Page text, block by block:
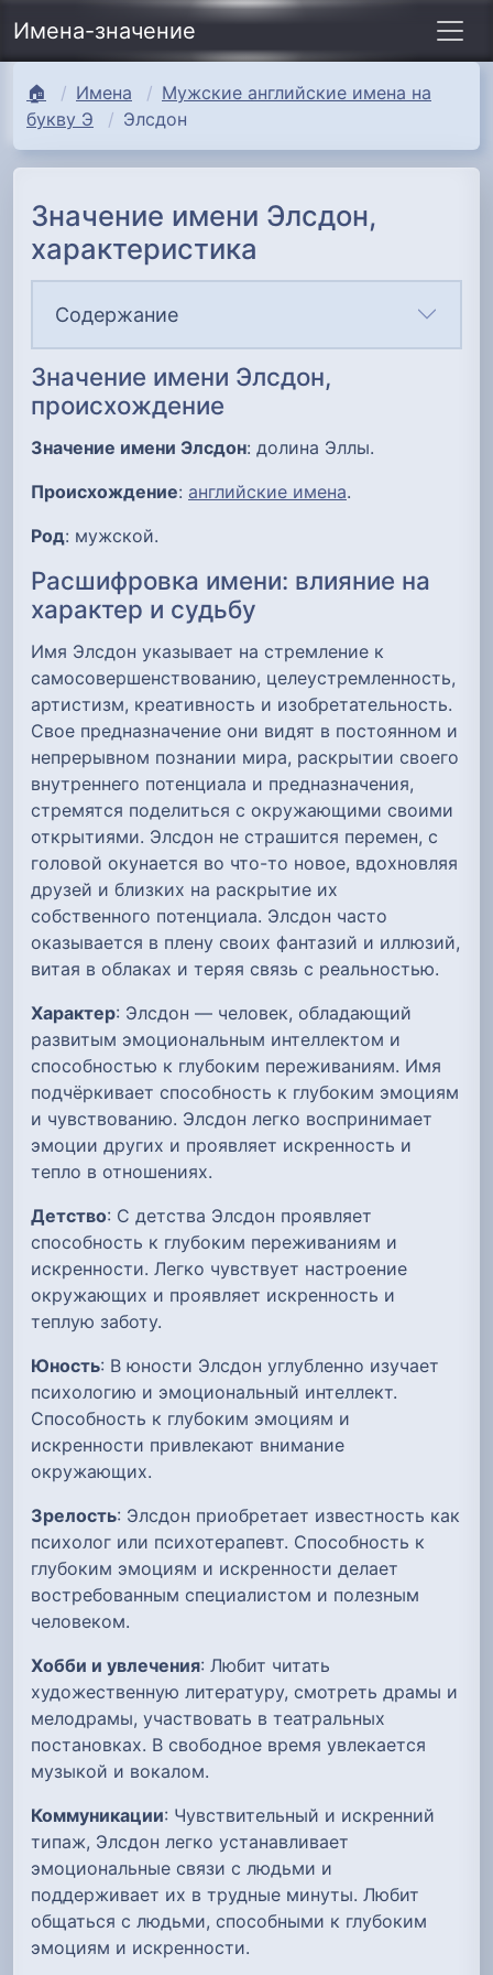
Имена-значение
🏠 Имена
Мужские английские имена на
букву Э
Элсдон
Значение имени Элсдон,
характеристика
Содержание
Значение имени Элсдон,
происхождение
Значение имени Элсдон: долина Эллы.
Происхождение: английские имена.
Род: мужской.
Расшифровка имени: влияние на
характер и судьбу
Имя Элсдон указывает на стремление к
самосовершенствованию, целеустремленность,
артистизм, креативность и изобретательность.
Свое предназначение они видят в постоянном и
непрерывном познании мира, раскрытии своего
внутреннего потенциала и предназначения,
стремятся поделиться с окружающими своими
открытиями. Элсдон не страшится перемен, с
головой окунается во что-то новое, вдохновляя
друзей и близких на раскрытие их
собственного потенциала. Элсдон часто
оказывается в плену своих фантазий и иллюзий,
витая в облаках и теряя связь с реальностью.
Характер: Элсдон — человек, обладающий
развитым эмоциональным интеллектом и
способностью к глубоким переживаниям. Имя
подчёркивает способность к глубоким эмоциям
и чувствованию. Элсдон легко воспринимает
эмоции других и проявляет искренность и
тепло в отношениях.
Детство: С детства Элсдон проявляет
способность к глубоким переживаниям и
искренности. Легко чувствует настроение
окружающих и проявляет искренность и
теплую заботу.
Юность: В юности Элсдон углубленно изучает
психологию и эмоциональный интеллект.
Способность к глубоким эмоциям и
искренности привлекают внимание
окружающих.
Зрелость: Элсдон приобретает известность как
психолог или психотерапевт. Способность к
глубоким эмоциям и искренности делает
востребованным специалистом и полезным
человеком.
Хобби и увлечения: Любит читать
художественную литературу, смотреть драмы и
мелодрамы, участвовать в театральных
постановках. В свободное время увлекается
музыкой и вокалом.
Коммуникации: Чувствительный и искренний
типаж, Элсдон легко устанавливает
эмоциональные связи с людьми и
поддерживает их в трудные минуты. Любит
общаться с людьми, способными к глубоким
эмоциям и искренности.